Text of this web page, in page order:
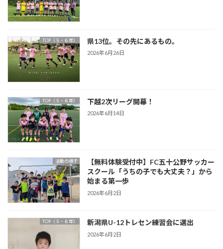
TOP（５・６年） 県13位。その先にあるもの。
2026年6月26日
TOP（５・６年） 下越2次リーグ開幕！
2026年6月14日
活動の様子
【無料体験受付中】FC五十公野サッカー
スクール「うちの子でも大丈夫？」から
始まる第一歩
2026年6月2日
TOP（５・６年） 新潟県U-12トレセン練習会に選出
2026年6月2日